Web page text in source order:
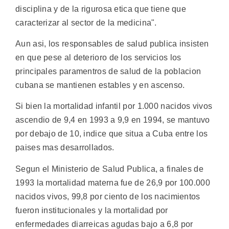
disciplina y de la rigurosa etica que tiene que
caracterizar al sector de la medicina".
Aun asi, los responsables de salud publica insisten
en que pese al deterioro de los servicios los
principales paramentros de salud de la poblacion
cubana se mantienen estables y en ascenso.
Si bien la mortalidad infantil por 1.000 nacidos vivos
ascendio de 9,4 en 1993 a 9,9 en 1994, se mantuvo
por debajo de 10, indice que situa a Cuba entre los
paises mas desarrollados.
Segun el Ministerio de Salud Publica, a finales de
1993 la mortalidad materna fue de 26,9 por 100.000
nacidos vivos, 99,8 por ciento de los nacimientos
fueron institucionales y la mortalidad por
enfermedades diarreicas agudas bajo a 6,8 por